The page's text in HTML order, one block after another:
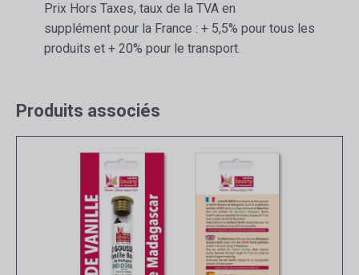
Prix Hors Taxes, taux de la TVA en
supplément pour la France : + 5,5% pour tous les
produits et + 20% pour le transport.
Produits associés